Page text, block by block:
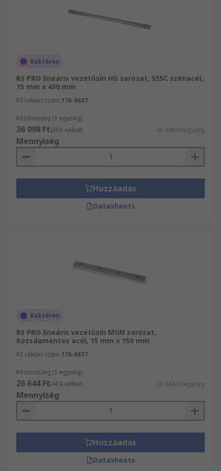
Raktáron
RS PRO lineáris vezetősín HG sorozat, S55C szénacél,
15 mm x 430 mm
RS raktári szám 176-6687
Részösszeg (1 egység)
36 098 Ft(ÁFA nélkül) 36 098 Ft/egység
Mennyiség
Hozzáadás
Datasheets
Raktáron
RS PRO lineáris vezetősín MGN sorozat,
Rozsdamentes acél, 15 mm x 150 mm
RS raktári szám 176-6677
Részösszeg (1 egység)
26 644 Ft(ÁFA nélkül) 26 644 Ft/egység
Mennyiség
Hozzáadás
Datasheets